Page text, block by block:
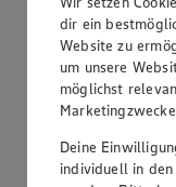
Angebot:
1.79
weiß oder
(1kg=7.16)
dir ein
Website zu
um unsere
möglichst
Deine
individuell in